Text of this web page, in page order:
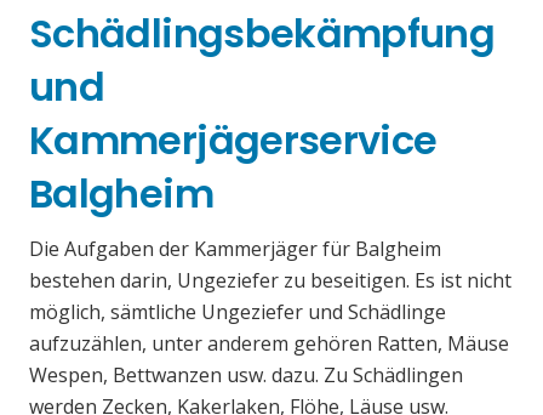
Schädlingsbekämpfung
und
Kammerjägerservice
Balgheim
Die Aufgaben der Kammerjäger für Balgheim
bestehen darin, Ungeziefer zu beseitigen. Es ist nicht
möglich, sämtliche Ungeziefer und Schädlinge
aufzuzählen, unter anderem gehören Ratten, Mäuse
Wespen, Bettwanzen usw. dazu. Zu Schädlingen
werden Zecken, Kakerlaken, Flöhe, Läuse usw.